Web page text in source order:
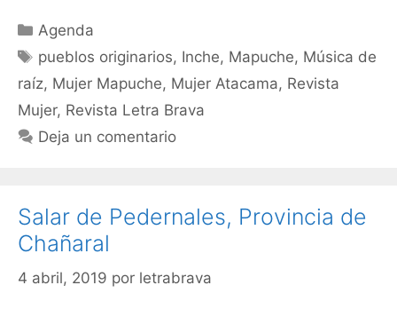
Agenda
pueblos originarios, Inche, Mapuche, Música de
raíz, Mujer Mapuche, Mujer Atacama, Revista
Mujer, Revista Letra Brava
Deja un comentario
Salar de Pedernales, Provincia de
Chañaral
4 abril, 2019 por letrabrava